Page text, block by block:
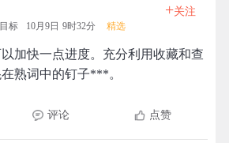
标 10月9日 9时32分 精选
+关注
加快一点进度。充分利用收藏和查
熟词中的钉子***。
评论 点赞